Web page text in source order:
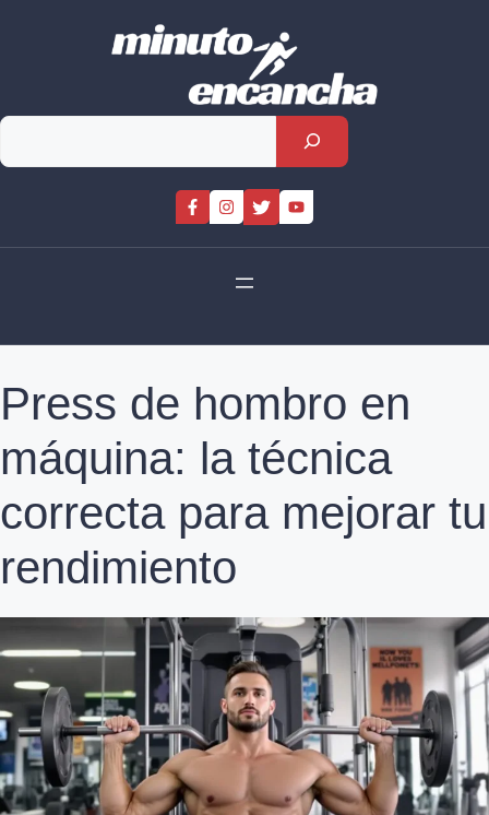
Rechercher
Press de hombro en
máquina: la técnica
correcta para mejorar tu
rendimiento